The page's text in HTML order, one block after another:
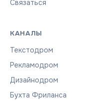
Связаться
КАНАЛЫ
Текстодром
Рекламодром
Дизайнодром
Бухта Фриланса